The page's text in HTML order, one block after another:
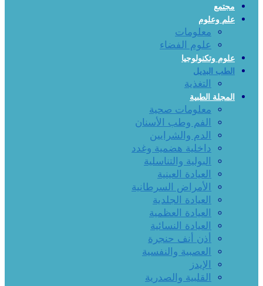
مجتمع
علم وعلوم
معلومات
علوم الفضاء
علوم وتكنولوجيا
الطب البديل
التغذية
المجلة الطبية
معلومات صحية
الفم وطب الأسنان
الدم والشرايين
داخلية هضمية وغدد
البولية والتناسلية
العيادة العينية
الأمراض السرطانية
العيادة الجلدية
العيادة العظمية
العيادة النسائية
أذن أنف حنجرة
العصبية والنفسية
الإيدز
القلبية والصدرية